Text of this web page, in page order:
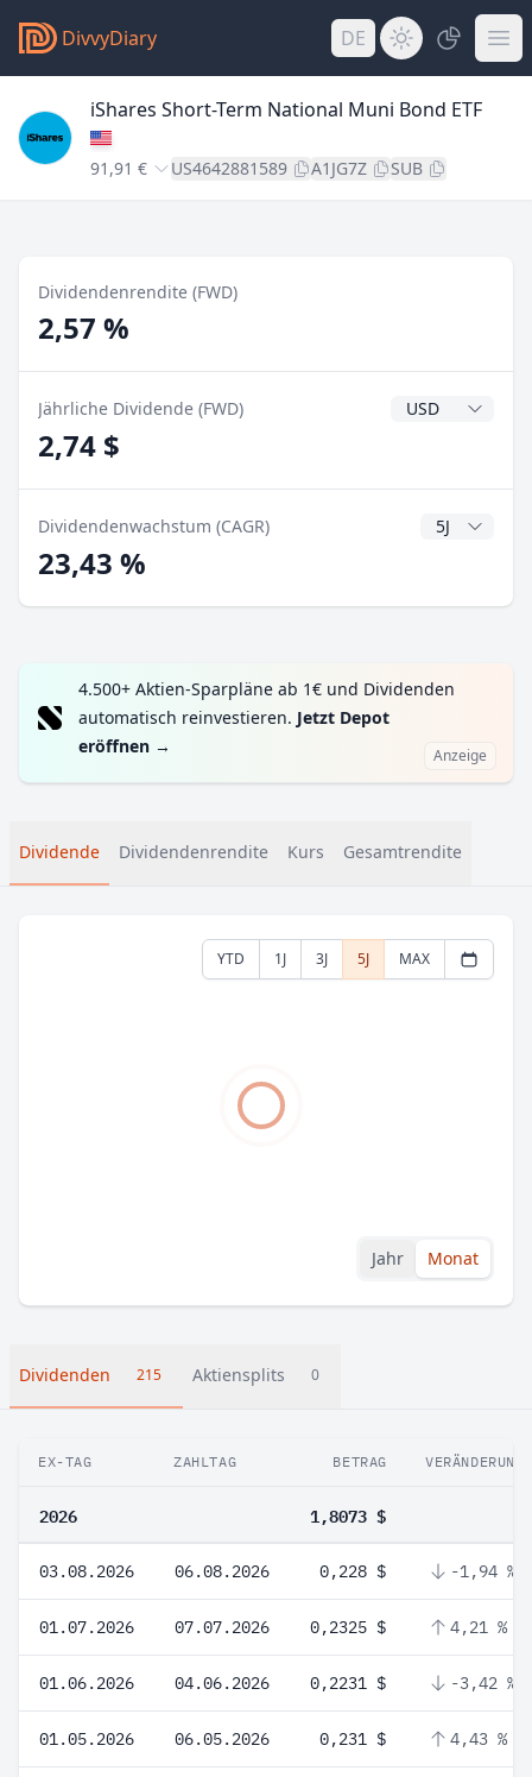
DivvyDiary DE
iShares Short-Term National Muni Bond ETF
91,91 € US4642881589 A1JG7Z SUB
Dividendenrendite (FWD)
2,57 %
Jährliche Dividende (FWD)
2,74 $
Dividendenwachstum (CAGR) CAGR Jahre
23,43 %
4.500+ Aktien-Sparpläne ab 1€ und Dividenden
automatisch reinvestieren. Jetzt Depot
eröffnen → Anzeige
Dividende Dividendenrendite Kurs Gesamtrendite
YTD 1J 3J 5J MAX
Jahr Monat
Dividenden 215 Aktiensplits 0
EX-TAG ZAHLTAG BETRAG VERÄNDERUNG
2026 1,8073 $
03.08.2026 06.08.2026 0,228 $ -1,94 %
01.07.2026 07.07.2026 0,2325 $ 4,21 %
01.06.2026 04.06.2026 0,2231 $ -3,42 %
01.05.2026 06.05.2026 0,231 $ 4,43 %